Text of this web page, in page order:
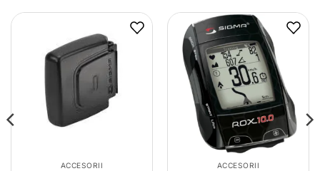
ACCESORII
ACCESORII